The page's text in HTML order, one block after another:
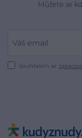
Můžete se
Souhlasím se